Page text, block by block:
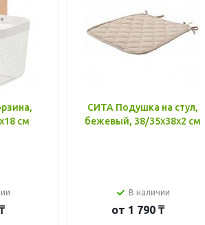
см
СИТА Подушка на стул,
бежевый, 38/35x38x2 см
В наличии
от 1 790 ₸